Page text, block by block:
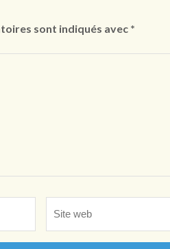
sont indiqués avec *
web